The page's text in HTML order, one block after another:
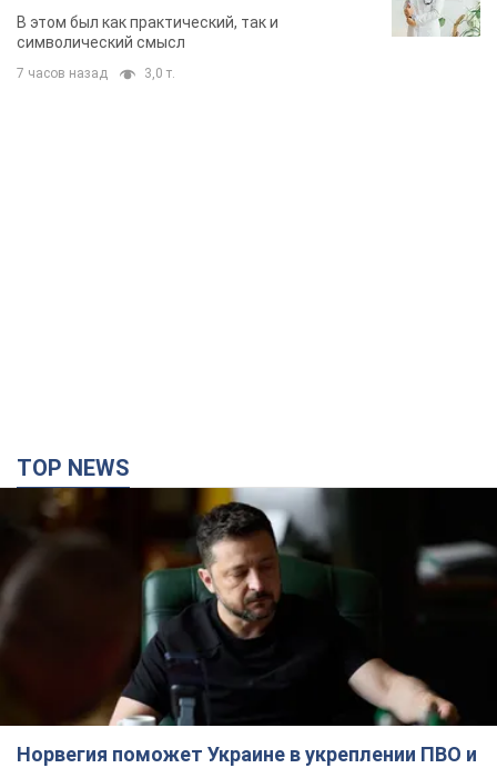
В этом был как практический, так и
символический смысл
7 часов назад 3,0 т.
TOP NEWS
Норвегия поможет Украине в укреплении ПВО и